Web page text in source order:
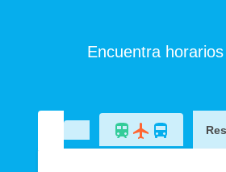
Encuentra